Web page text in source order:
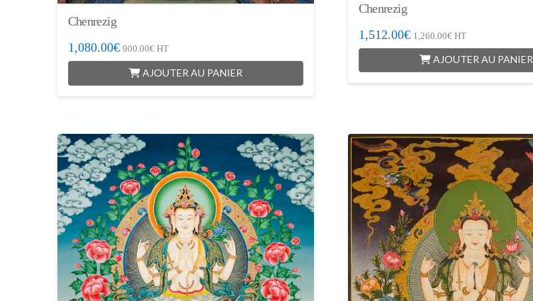
Chenrezig
1,080.00€ 900.00€HT
AJOUTER AU PANIER
Chenrezig
1,512.00€ 1,260.00€HT
AJOUTER AU PANIER